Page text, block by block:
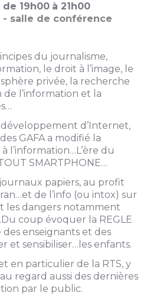
de 19h00 à 21h00
salle de conférence
du journalisme,
le droit à l’image, le
privée, la recherche
de l’information et la
d’Internet,
GAFA a modifié la
l’information…L’ère du
SMARTPHONE…
papiers, au profit
de l’info (ou intox) sur
les dangers notamment
coup évoquer la REGLE
enseignants et des
et sensibiliser…les enfants.
en particulier de la RTS, y
regard aussi des dernières
par le public.